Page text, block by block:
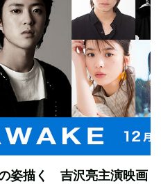
姿描く 吉沢亮主演映画